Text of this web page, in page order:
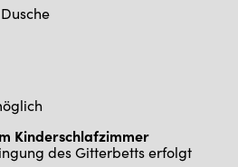
Kinderschlafzimmer
des Gitterbetts erfolgt